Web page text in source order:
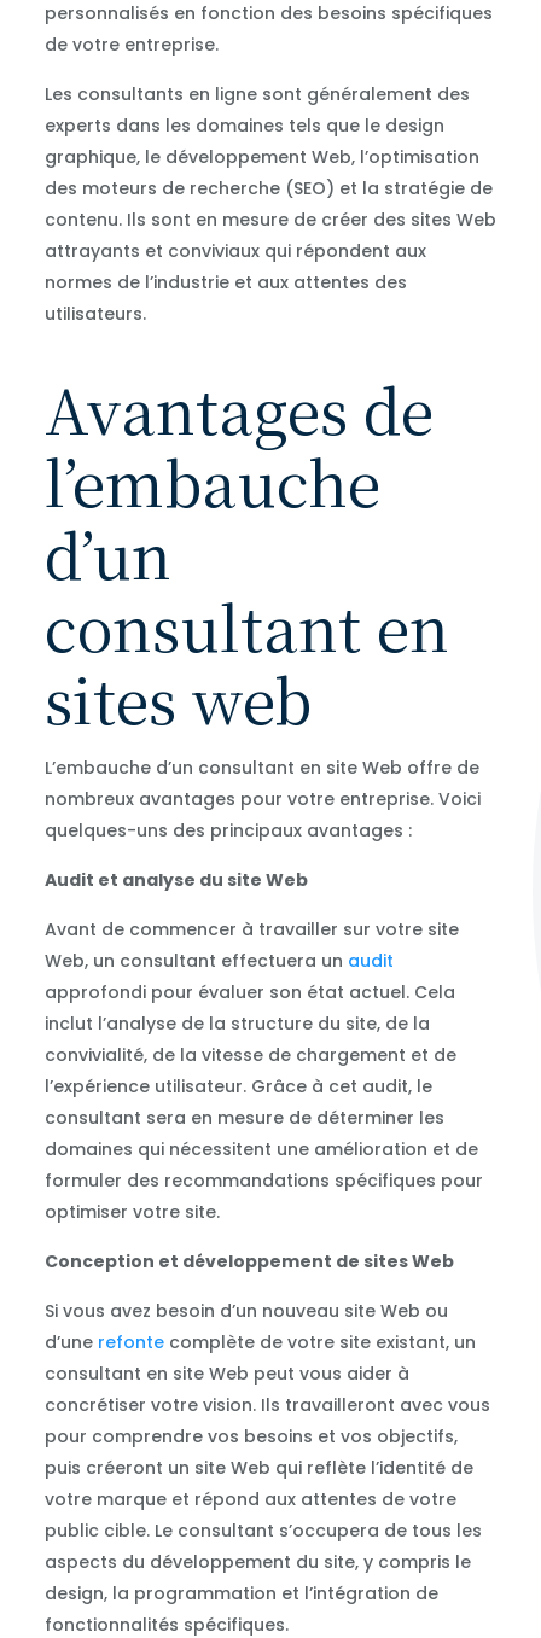
personnalisés en fonction des besoins spécifiques
de votre entreprise.
Les consultants en ligne sont généralement des
experts dans les domaines tels que le design
graphique, le développement Web, l’optimisation
des moteurs de recherche (SEO) et la stratégie de
contenu. Ils sont en mesure de créer des sites Web
attrayants et conviviaux qui répondent aux
normes de l’industrie et aux attentes des
utilisateurs.
Avantages de
l’embauche
d’un
consultant en
sites web
L’embauche d’un consultant en site Web offre de
nombreux avantages pour votre entreprise. Voici
quelques-uns des principaux avantages :
Audit et analyse du site Web
Avant de commencer à travailler sur votre site
Web, un consultant effectuera un audit
approfondi pour évaluer son état actuel. Cela
inclut l’analyse de la structure du site, de la
convivialité, de la vitesse de chargement et de
l’expérience utilisateur. Grâce à cet audit, le
consultant sera en mesure de déterminer les
domaines qui nécessitent une amélioration et de
formuler des recommandations spécifiques pour
optimiser votre site.
Conception et développement de sites Web
Si vous avez besoin d’un nouveau site Web ou
d’une refontecomplète de votre site existant, un
consultant en site Web peut vous aider à
concrétiser votre vision. Ils travailleront avec vous
pour comprendre vos besoins et vos objectifs,
puis créeront un site Web qui reflète l’identité de
votre marque et répond aux attentes de votre
public cible. Le consultant s’occupera de tous les
aspects du développement du site, y compris le
design, la programmation et l’intégration de
fonctionnalités spécifiques.